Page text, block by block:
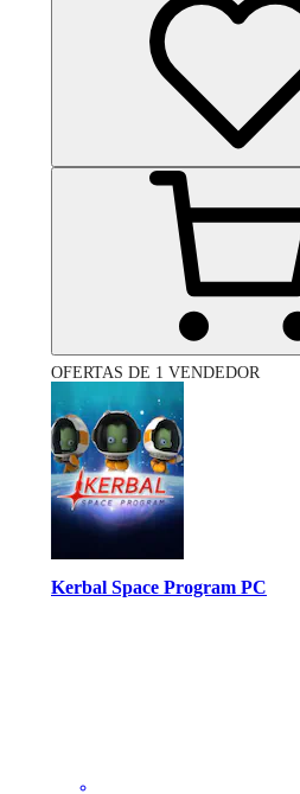
OFERTAS DE 1 VENDEDOR
Kerbal Space Program PC